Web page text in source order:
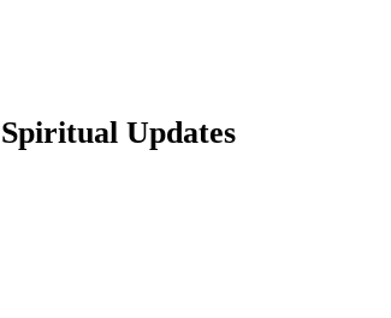
Spiritual Updates